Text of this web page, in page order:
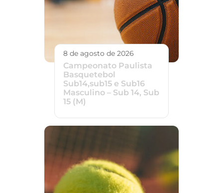
8 de agosto de 2026
Campeonato Paulista
Basquetebol
Sub14,sub15 e Sub16
Masculino – Sub 14, Sub
15 (M)